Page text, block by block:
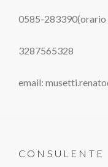
0585-
3287565328
email:
CONSULENTE